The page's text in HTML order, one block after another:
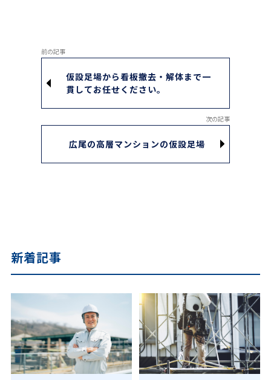
仮設足場から看板撤去・解体まで一
貫してお任せください。
広尾の高層マンションの仮設足場
新着記事